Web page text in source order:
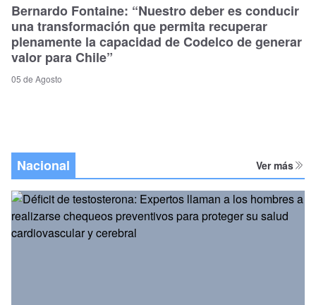
Bernardo Fontaine: “Nuestro deber es conducir
una transformación que permita recuperar
plenamente la capacidad de Codelco de generar
valor para Chile”
05 de Agosto
Nacional Ver más